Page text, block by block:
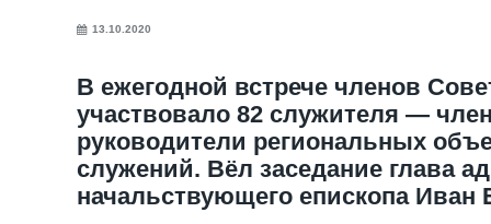
13.10.2020
В ежегодной встрече членов
участвовало 82 служителя —
руководители региональных
служений. Вёл заседание глава
начальствующего епископа Иван